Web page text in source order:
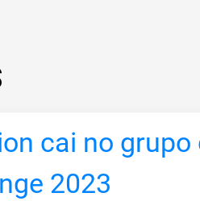
cai no grupo
2023